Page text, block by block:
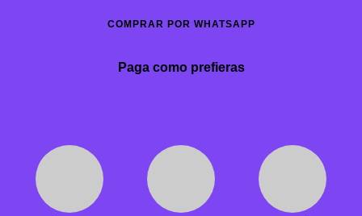
COMPRAR POR WHATSAPP
Paga como prefieras